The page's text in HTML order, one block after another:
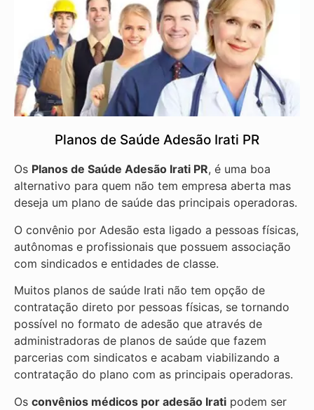
Planos de Saúde Adesão Irati PR
Os Planos de Saúde Adesão Irati PR, é uma boa
alternativo para quem não tem empresa aberta mas
deseja um plano de saúde das principais operadoras.
O convênio por Adesão esta ligado a pessoas físicas,
autônomas e profissionais que possuem associação
com sindicados e entidades de classe.
Muitos planos de saúde Irati não tem opção de
contratação direto por pessoas físicas, se tornando
possível no formato de adesão que através de
administradoras de planos de saúde que fazem
parcerias com sindicatos e acabam viabilizando a
contratação do plano com as principais operadoras.
Os convênios médicos por adesão Irati podem ser